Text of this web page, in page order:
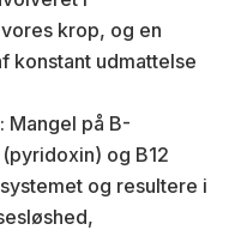
krop, og en
konstant udmattelse
Mangel på B-
og B12
og resultere i